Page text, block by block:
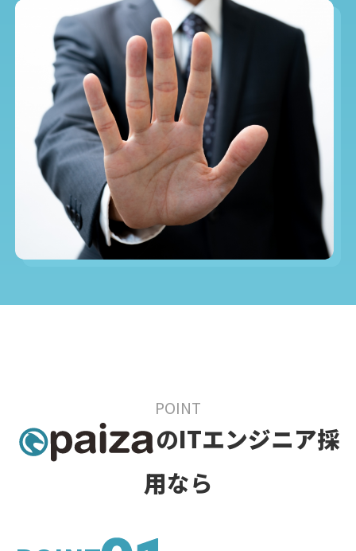
POINT
のITエンジニア採
用なら